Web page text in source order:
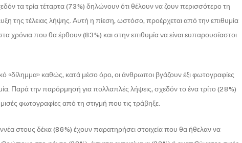
τα τρία τέταρτα (73%) δηλώνουν ότι θέλουν να ζουν περισσότερο τη
της τέλειας λήψης. Αυτή η πίεση, ωστόσο, προέρχεται από την επιθυμία
χρόνια που θα έρθουν (83%) και στην επιθυμία να είναι ευπαρουσίαστοι
«δίλημμα» καθώς, κατά μέσο όρο, οι άνθρωποι βγάζουν έξι φωτογραφίες
Παρά την παρόρμησή για πολλαπλές λήψεις, σχεδόν το ένα τρίτο (28%)
φωτογραφίες από τη στιγμή που τις τράβηξε.
στους δέκα (86%) έχουν παρατηρήσει στοιχεία που θα ήθελαν να